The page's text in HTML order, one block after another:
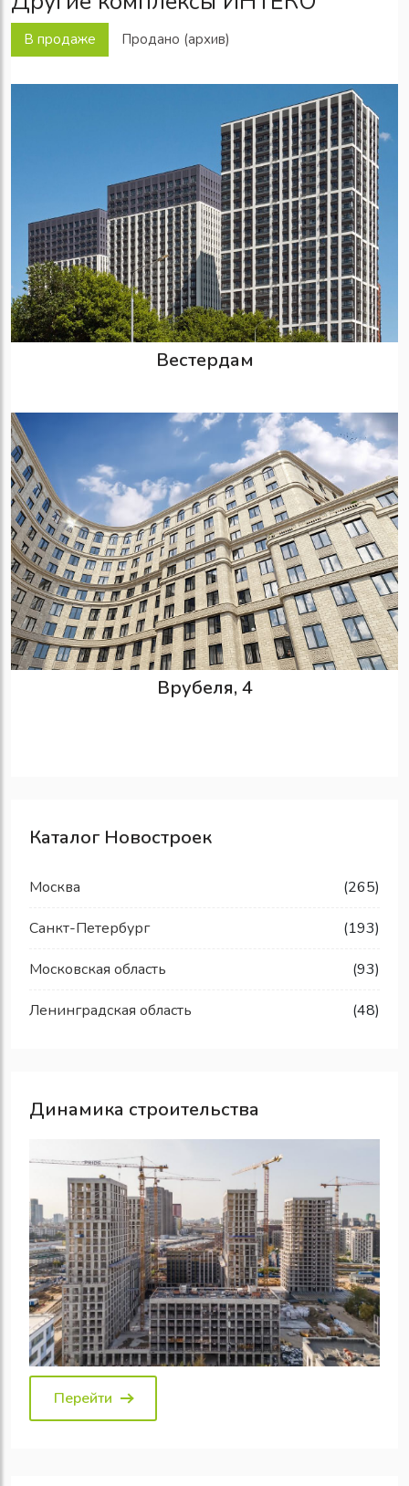
В продаже Продано (архив)
Вестердам
Врубеля, 4
Каталог Новостроек
Москва (265)
Санкт-Петербург (193)
Московская область (93)
Ленинградская область (48)
Динамика строительства
Перейти